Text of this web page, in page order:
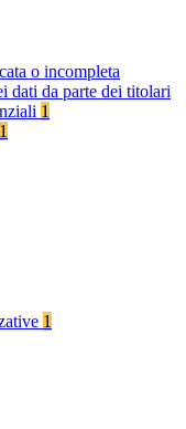
o incompleta
dati da parte dei titolari
1
1
1